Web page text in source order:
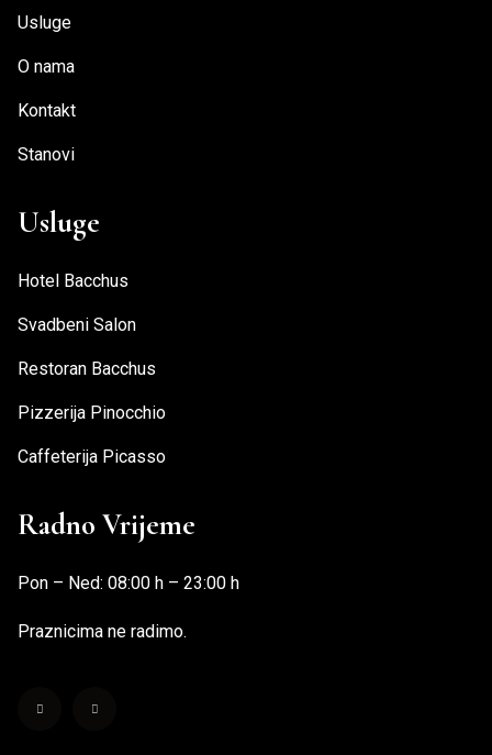
Usluge
O nama
Kontakt
Stanovi
Usluge
Hotel Bacchus
Svadbeni Salon
Restoran Bacchus
Pizzerija Pinocchio
Caffeterija Picasso
Radno Vrijeme
Pon – Ned: 08:00 h – 23:00 h
Praznicima ne radimo.